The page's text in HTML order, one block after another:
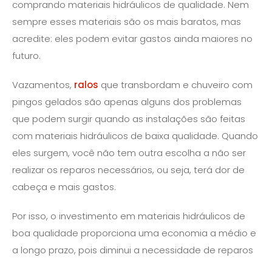
comprando materiais hidráulicos de qualidade. Nem
sempre esses materiais são os mais baratos, mas
acredite: eles podem evitar gastos ainda maiores no
futuro.
Vazamentos, ralos que transbordam e chuveiro com
pingos gelados são apenas alguns dos problemas
que podem surgir quando as instalações são feitas
com materiais hidráulicos de baixa qualidade. Quando
eles surgem, você não tem outra escolha a não ser
realizar os reparos necessários, ou seja, terá dor de
cabeça e mais gastos.
Por isso, o investimento em materiais hidráulicos de
boa qualidade proporciona uma economia a médio e
a longo prazo, pois diminui a necessidade de reparos